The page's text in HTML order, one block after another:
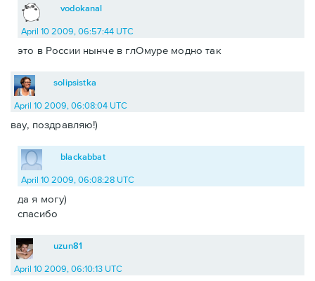
vodokanal
April 10 2009, 06:57:44 UTC
это в России нынче в глОмуре модно так
solipsistka
April 10 2009, 06:08:04 UTC
вау, поздравляю!)
blackabbat
April 10 2009, 06:08:28 UTC
да я могу)
спасибо
uzun81
April 10 2009, 06:10:13 UTC